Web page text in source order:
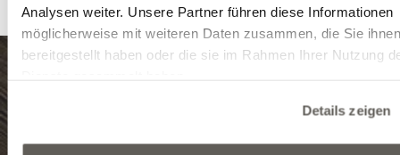
Analysen weiter. Unsere Partner führen diese Informationen
möglicherweise mit weiteren Daten zusammen, die Sie ihnen
bereitgestellt haben oder die sie im Rahmen Ihrer Nutzung
Details zeigen